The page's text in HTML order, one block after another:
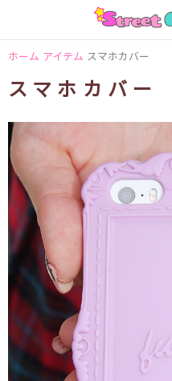
ホーム アイテム スマホカバー
スマホカバー